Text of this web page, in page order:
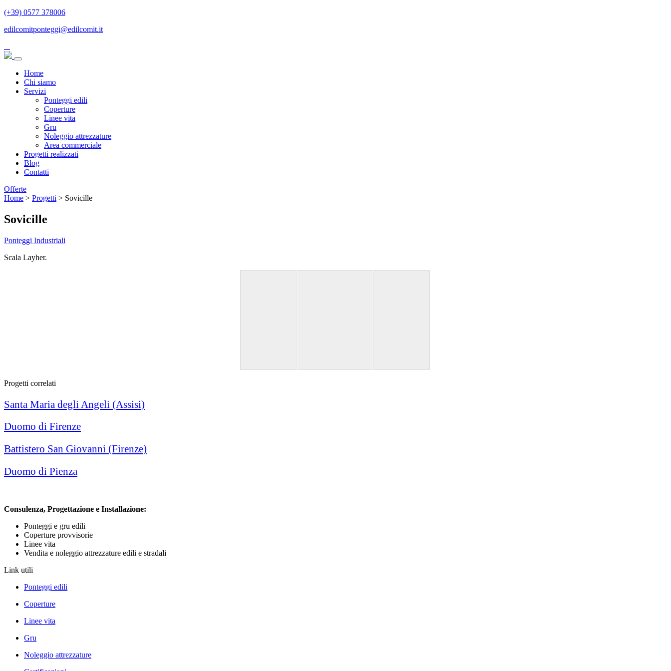
(+39) 0577 378006
edilcomitponteggi@edilcomit.it
Home
Chi siamo
Servizi
Ponteggi edili
Coperture
Linee vita
Gru
Noleggio attrezzature
Area commerciale
Progetti realizzati
Blog
Contatti
Offerte
Home > Progetti > Sovicille
Sovicille
Ponteggi Industriali
Scala Layher.
Progetti correlati
Santa Maria degli Angeli (Assisi)
Duomo di Firenze
Battistero San Giovanni (Firenze)
Duomo di Pienza
Consulenza, Progettazione e Installazione:
Ponteggi e gru edili
Coperture provvisorie
Linee vita
Vendita e noleggio attrezzature edili e stradali
Link utili
Ponteggi edili
Coperture
Linee vita
Gru
Noleggio attrezzature